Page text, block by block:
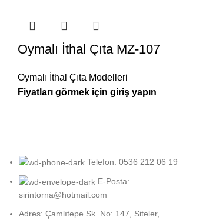
Oymalı İthal Çıta MZ-107
Oymalı İthal Çıta Modelleri
Telefon: 0536 212 06 19
E-Posta:
sirintorna@hotmail.com
Adres: Çamlıtepe Sk. No: 147, Siteler,